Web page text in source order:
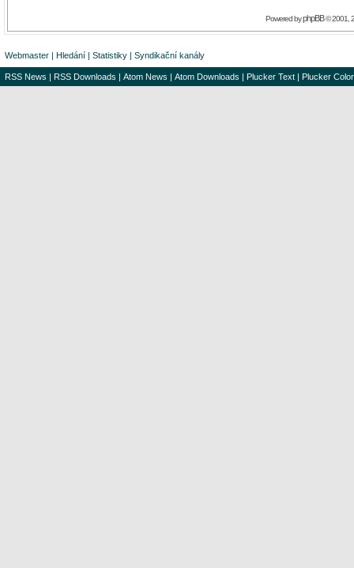
Powered byphpBB© 2001,
Webmaster | Hledání | Statistiky | Syndikační kanály
RSS News | RSS Downloads | Atom News | Atom Downloads | Plucker Text | Plucker Color